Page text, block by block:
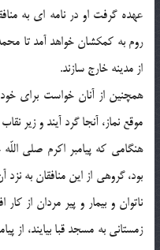
عهده گرفت او در نامه اي به
روم به كمكشان خواهد آمد تا
از مدينه خارج سازند.
همچنين از آنان خواست براي
موقع نماز، آنجا گرد آيند و زير
ناتوان و بيمار و پير مردان از
زمستاني به مسجد قبا بيايند، از